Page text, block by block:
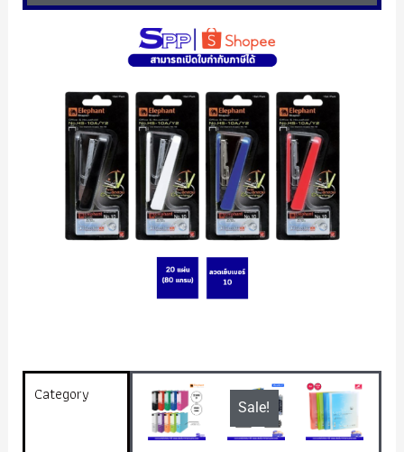
Category
Sale!